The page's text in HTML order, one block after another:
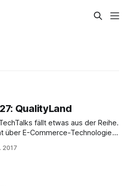
QualityLand
fällt etwas aus der Reihe.
über E-Commerce-Technologie
begeistert. Die Rede ist
2017